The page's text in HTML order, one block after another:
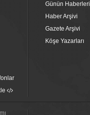
Günün Haberleri
Haber Arşivi
Gazete Arşivi
Köşe Yazarları